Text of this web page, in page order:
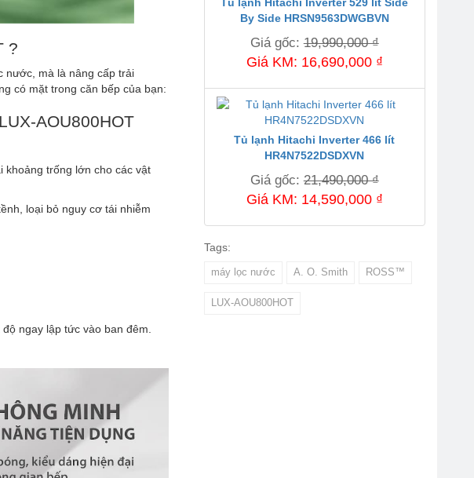
?
nước, mà là nâng cấp trải
có mặt trong căn bếp của bạn:
AOU800HOT
khoảng trống lớn cho các vật
loại bỏ nguy cơ tái nhiễm
ngay lập tức vào ban đêm.
By Side HRSN9563DWGBVN
Giá gốc:19,990,000 ₫
Giá KM: 16,690,000 ₫
Tủ lạnh Hitachi Inverter 466 lít
HR4N7522DSDXVN
Giá gốc:21,490,000 ₫
Giá KM: 14,590,000 ₫
Tags:
máy lọc nước A. O. Smith ROSS™
LUX-AOU800HOT